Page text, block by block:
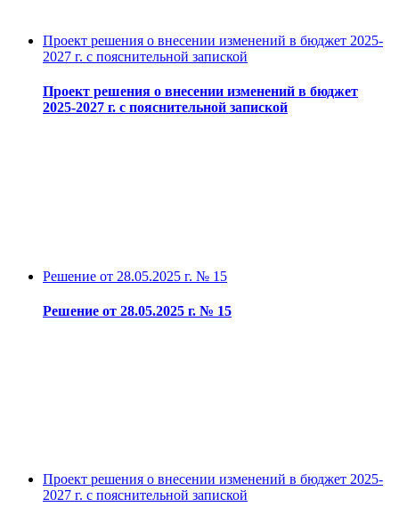
Проект решения о внесении изменений в бюджет 2025-
2027 г. с пояснительной запиской
Проект решения о внесении изменений в бюджет
2025-2027 г. с пояснительной запиской
Решение от 28.05.2025 г. № 15
Решение от 28.05.2025 г. № 15
Проект решения о внесении изменений в бюджет 2025-
2027 г. с пояснительной запиской